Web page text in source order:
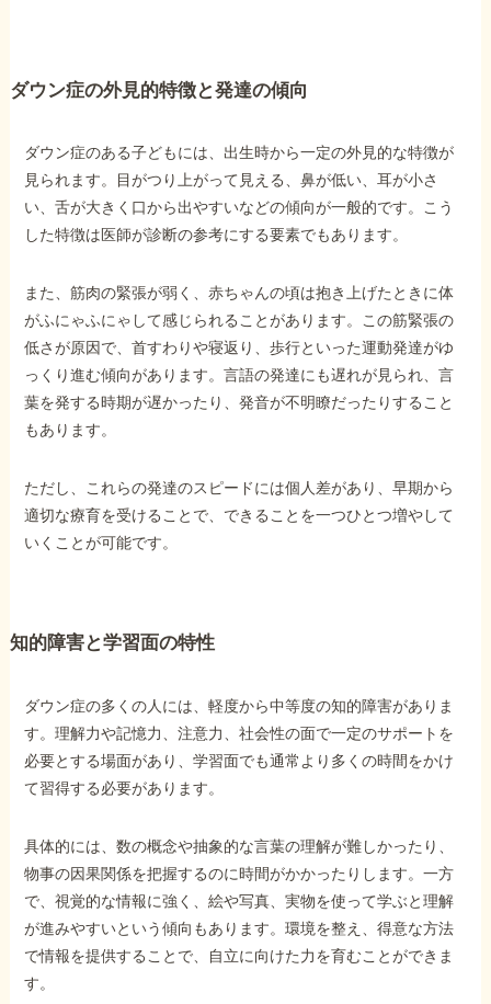
受付時間：平日9:00~18:00
ダウン症の外見的特徴と発達の傾向
ダウン症のある子どもには、出生時から一定の外見的な特徴が
見られます。目がつり上がって見える、鼻が低い、耳が小さ
い、舌が大きく口から出やすいなどの傾向が一般的です。こう
した特徴は医師が診断の参考にする要素でもあります。
また、筋肉の緊張が弱く、赤ちゃんの頃は抱き上げたときに体
がふにゃふにゃして感じられることがあります。この筋緊張の
低さが原因で、首すわりや寝返り、歩行といった運動発達がゆ
っくり進む傾向があります。言語の発達にも遅れが見られ、言
葉を発する時期が遅かったり、発音が不明瞭だったりすること
もあります。
ただし、これらの発達のスピードには個人差があり、早期から
適切な療育を受けることで、できることを一つひとつ増やして
いくことが可能です。
知的障害と学習面の特性
ダウン症の多くの人には、軽度から中等度の知的障害がありま
す。理解力や記憶力、注意力、社会性の面で一定のサポートを
必要とする場面があり、学習面でも通常より多くの時間をかけ
て習得する必要があります。
具体的には、数の概念や抽象的な言葉の理解が難しかったり、
物事の因果関係を把握するのに時間がかかったりします。一方
で、視覚的な情報に強く、絵や写真、実物を使って学ぶと理解
が進みやすいという傾向もあります。環境を整え、得意な方法
で情報を提供することで、自立に向けた力を育むことができま
す。